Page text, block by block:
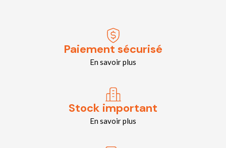
Paiement sécurisé
En savoir plus
Stock important
En savoir plus